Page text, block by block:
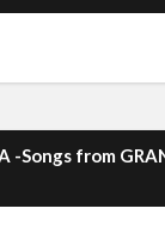
-Songs from